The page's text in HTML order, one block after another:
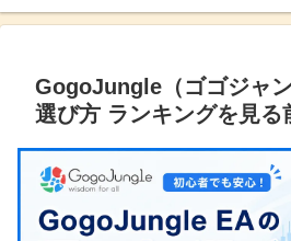
GogoJungle（ゴゴジャ
選び方 ランキングを見る